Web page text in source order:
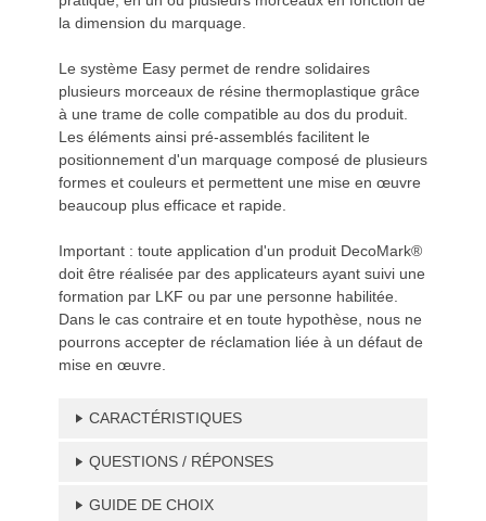
la dimension du marquage.
Le système Easy permet de rendre solidaires
plusieurs morceaux de résine thermoplastique grâce
à une trame de colle compatible au dos du produit.
Les éléments ainsi pré-assemblés facilitent le
positionnement d'un marquage composé de plusieurs
formes et couleurs et permettent une mise en œuvre
beaucoup plus efficace et rapide.
Important : toute application d'un produit DecoMark®
doit être réalisée par des applicateurs ayant suivi une
formation par LKF ou par une personne habilitée.
Dans le cas contraire et en toute hypothèse, nous ne
pourrons accepter de réclamation liée à un défaut de
mise en œuvre.
CARACTÉRISTIQUES
QUESTIONS / RÉPONSES
GUIDE DE CHOIX